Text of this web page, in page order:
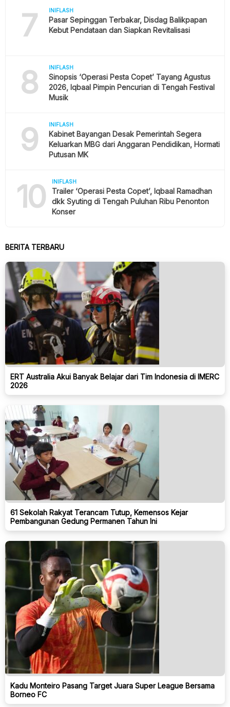
7 INIFLASH
Pasar Sepinggan Terbakar, Disdag Balikpapan
Kebut Pendataan dan Siapkan Revitalisasi
8 INIFLASH
Sinopsis ‘Operasi Pesta Copet’ Tayang Agustus
2026, Iqbaal Pimpin Pencurian di Tengah Festival
Musik
9 INIFLASH
Kabinet Bayangan Desak Pemerintah Segera
Keluarkan MBG dari Anggaran Pendidikan, Hormati
Putusan MK
10 INIFLASH
Trailer ‘Operasi Pesta Copet’, Iqbaal Ramadhan
dkk Syuting di Tengah Puluhan Ribu Penonton
Konser
BERITA TERBARU
ERT Australia Akui Banyak Belajar dari Tim Indonesia di IMERC
2026
61 Sekolah Rakyat Terancam Tutup, Kemensos Kejar
Pembangunan Gedung Permanen Tahun Ini
Kadu Monteiro Pasang Target Juara Super League Bersama
Borneo FC